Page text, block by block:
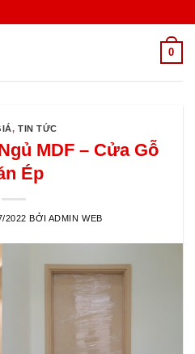
0
,TIN TỨC
MDF – Cửa Gỗ
Ép
2022 BỞI ADMIN WEB